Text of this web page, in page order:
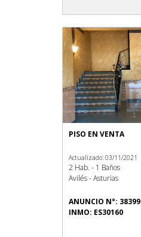
PISO EN VENTA
Actualizado: 03/11/2021
2 Hab. - 1 Baños
Avilés - Asturias
ANUNCIO N°: 38399
INMO: ES30160